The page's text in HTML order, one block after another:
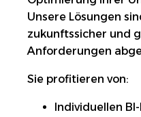
Unsere Lösungen
zukunftssicher und
Anforderungen
Sie profitieren von:
Individuellen